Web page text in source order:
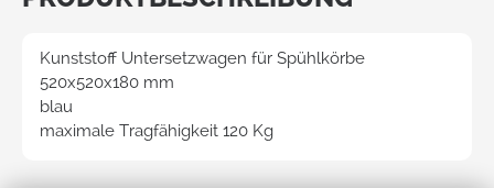
Kunststoff Untersetzwagen für Spühlkörbe
520x520x180 mm
blau
maximale Tragfähigkeit 120 Kg